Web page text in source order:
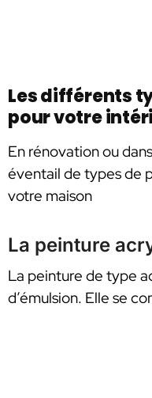
Les différents
pour votre
En rénovation ou
éventail de types de
votre maison
La peinture
La peinture de type
d’émulsion. Elle se